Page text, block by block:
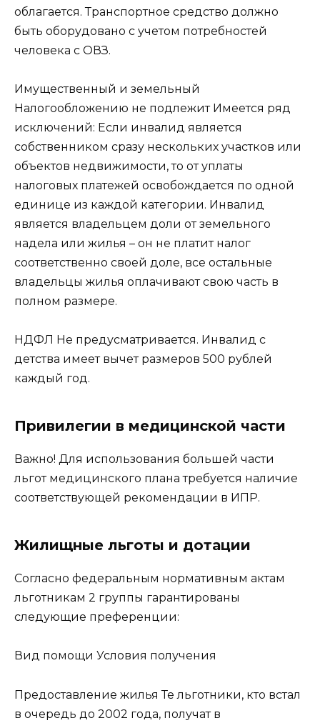
облагается. Транспортное средство должно
быть оборудовано с учетом потребностей
человека с ОВЗ.
Имущественный и земельный
Налогообложению не подлежит Имеется ряд
исключений: Если инвалид является
собственником сразу нескольких участков или
объектов недвижимости, то от уплаты
налоговых платежей освобождается по одной
единице из каждой категории. Инвалид
является владельцем доли от земельного
надела или жилья – он не платит налог
соответственно своей доле, все остальные
владельцы жилья оплачивают свою часть в
полном размере.
НДФЛ Не предусматривается. Инвалид с
детства имеет вычет размеров 500 рублей
каждый год.
Привилегии в медицинской части
Важно! Для использования большей части
льгот медицинского плана требуется наличие
соответствующей рекомендации в ИПР.
Жилищные льготы и дотации
Согласно федеральным нормативным актам
льготникам 2 группы гарантированы
следующие преференции:
Вид помощи Условия получения
Предоставление жилья Те льготники, кто встал
в очередь до 2002 года, получат в